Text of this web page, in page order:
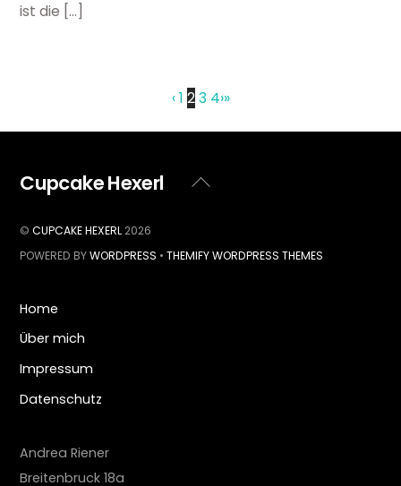
ist die […]
‹1 23 4›»
Back
Cupcake Hexerl
©CUPCAKE HEXERL 2026
POWERED BYWORDPRESS •THEMIFY WORDPRESS THEMES
Home
Über mich
Impressum
Datenschutz
Andrea Riener
Breitenbruck 18a